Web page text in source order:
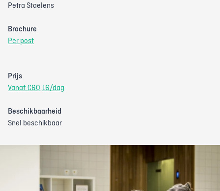
Petra Staelens
Brochure
Per post
Prijs
Vanaf €60,16/dag
Beschikbaarheid
Snel beschikbaar